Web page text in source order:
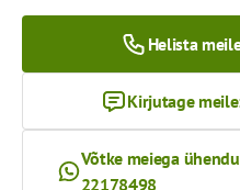
Helista
Kirjutage
Võtke meiega
22178498